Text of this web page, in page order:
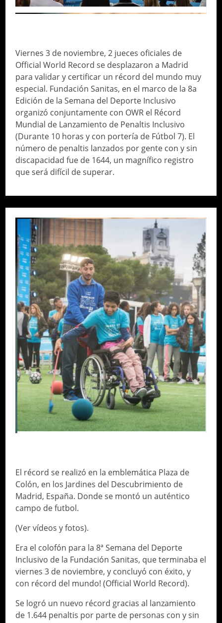
Viernes 3 de noviembre, 2 jueces oficiales de
Official World Record se desplazaron a Madrid
para validar y certificar un récord del mundo muy
especial. Fundación Sanitas, en el marco de la 8a
Edición de la Semana del Deporte Inclusivo
organizó conjuntamente con OWR el Récord
Mundial de Lanzamiento de Penaltis Inclusivo
(Durante 10 horas y con portería de Fútbol 7). El
número de penaltis lanzados por gente con y sin
discapacidad fue de 1644, un magnífico registro
que será difícil de superar.
El récord se realizó en la emblemática Plaza de
Colón, en los Jardines del Descubrimiento de
Madrid, España. Donde se montó un auténtico
campo de futbol.
(Ver vídeos y fotos).
Era el colofón para la 8ª Semana del Deporte
Inclusivo de la Fundación Sanitas, que terminaba el
viernes 3 de noviembre, y concluyó con éxito, y
con récord del mundo! (Official World Record).
Se logró un nuevo récord gracias al lanzamiento
de 1.644 penaltis por parte de personas con y sin